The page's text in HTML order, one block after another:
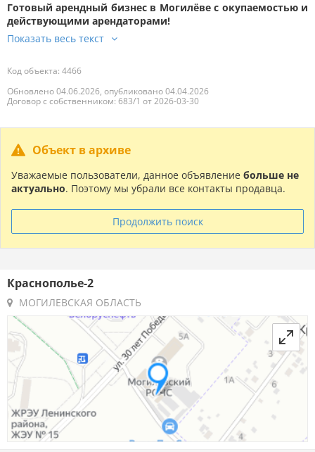
Готовый арендный бизнес в Могилёве с окупаемостью и
действующими арендаторами!
Код объекта: 4466
Обновлено 04.06.2026, опубликовано 04.04.2026
Договор с собственником: 683/1 от 2026-03-30
Объект в архиве
Уважаемые пользователи, данное объявление больше не
актуально. Поэтому мы убрали все контакты продавца.
Продолжить поиск
Краснополье-2
МОГИЛЕВСКАЯ ОБЛАСТЬ